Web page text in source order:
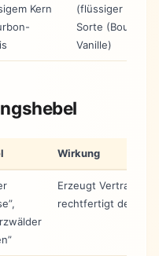
Kern
(flüssiger Kern),
Sorte (Bourbon-
Vanille)
Wirkung
Erzeugt Vertrauen
rechtfertigt den